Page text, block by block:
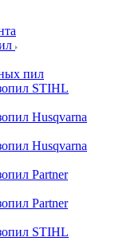
пил
STIHL
Husqvarna
Husqvarna
Partner
Partner
STIHL